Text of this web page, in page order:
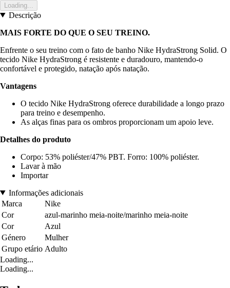
Loading...
Descrição
MAIS FORTE DO QUE O SEU TREINO.
Enfrente o seu treino com o fato de banho Nike HydraStrong Solid. O
tecido Nike HydraStrong é resistente e duradouro, mantendo-o
confortável e protegido, natação após natação.
Vantagens
O tecido Nike HydraStrong oferece durabilidade a longo prazo
para treino e desempenho.
As alças finas para os ombros proporcionam um apoio leve.
Detalhes do produto
Corpo: 53% poliéster/47% PBT. Forro: 100% poliéster.
Lavar à mão
Importar
Informações adicionais
Marca
Nike
Cor
azul-marinho meia-noite/marinho meia-noite
Cor
Azul
Género
Mulher
Grupo etário Adulto
Loading...
Loading...